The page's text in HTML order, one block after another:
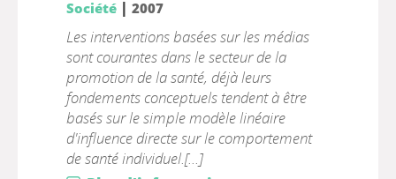
Société| 2007
Les interventions basées sur les médias
sont courantes dans le secteur de la
promotion de la santé, déjà leurs
fondements conceptuels tendent à être
basés sur le simple modèle linéaire
d'influence directe sur le comportement
de santé individuel.[...]